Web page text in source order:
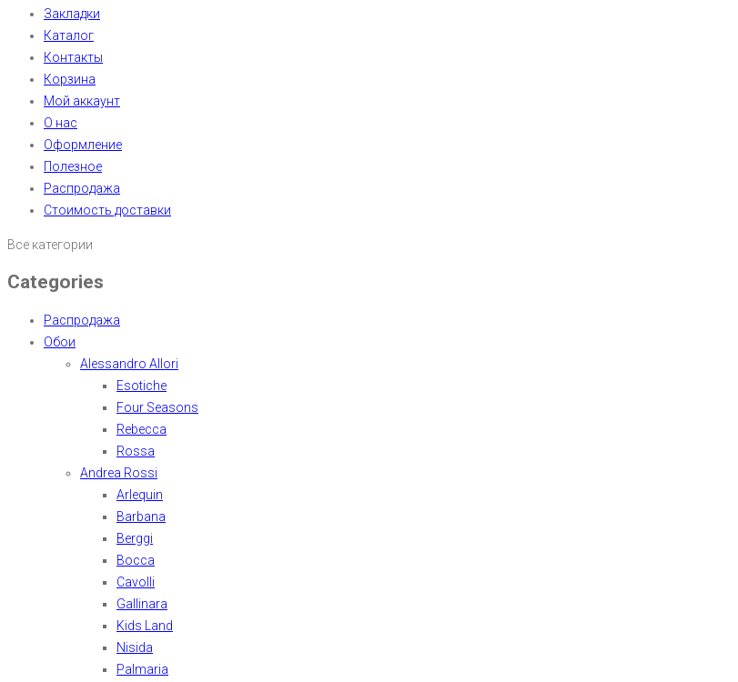
Закладки
Каталог
Контакты
Корзина
Мой аккаунт
О нас
Оформление
Полезное
Распродажа
Стоимость доставки
Все категории
Categories
Распродажа
Обои
Alessandro Allori
Esotiche
Four Seasons
Rebecca
Rossa
Andrea Rossi
Arlequin
Barbana
Berggi
Bocca
Cavolli
Gallinara
Kids Land
Nisida
Palmaria